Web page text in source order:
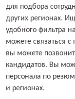
для подбора
других регионах.
удобного фильтра
можете связаться
вы можете
кандидатов. Вы
персонала по
и регионах.